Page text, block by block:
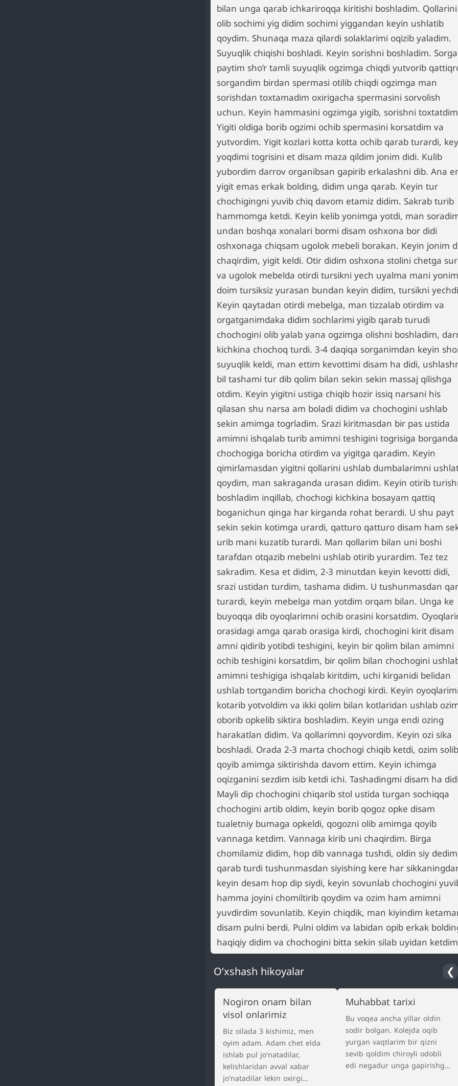
bilan unga qarab ichkariroqqa kiritishi boshladim. Qollarini
olib sochimi yig didim sochimi yiggandan keyin ushlatib
qoydim. Shunaqa maza qilardi solaklarimi oqizib yaladim.
Suyuqlik chiqishi boshladi. Keyin sorishni boshladim.
paytim sho’r tamli suyuqlik ogzimga chiqdi yutvorib
sorgandim birdan spermasi otilib chiqdi ogzimga man
sorishdan toxtamadim oxirigacha spermasini sorvolish
uchun. Keyin hammasini ogzimga yigib, sorishni
Yigiti oldiga borib ogzimi ochib spermasini korsatdim va
yutvordim. Yigit kozlari kotta kotta ochib qarab turardi,
yoqdimi togrisini et disam maza qildim jonim didi. Kulib
yubordim darrov organibsan gapirib erkalashni dib. Ana
yigit emas erkak bolding, didim unga qarab. Keyin tur
chochigingni yuvib chiq davom etamiz didim. Sakrab turib
hammomga ketdi. Keyin kelib yonimga yotdi, man
undan boshqa xonalari bormi disam oshxona bor didi
oshxonaga chiqsam ugolok mebeli borakan. Keyin jonim
chaqirdim, yigit keldi. Otir didim oshxona stolini chetga
va ugolok mebelda otirdi tursikni yech uyalma mani
doim tursiksiz yurasan bundan keyin didim, tursikni
Keyin qaytadan otirdi mebelga, man tizzalab otirdim va
orgatganimdaka didim sochlarimi yigib qarab turudi
chochogini olib yalab yana ogzimga olishni boshladim,
kichkina chochoq turdi. 3-4 daqiqa sorganimdan keyin
suyuqlik keldi, man ettim kevottimi disam ha didi,
bil tashami tur dib qolim bilan sekin sekin massaj qilishga
otdim. Keyin yigitni ustiga chiqib hozir issiq narsani his
qilasan shu narsa am boladi didim va chochogini ushlab
sekin amimga togrladim. Srazi kiritmasdan bir pas ustida
amimni ishqalab turib amimni teshigini togrisiga borganda
chochogiga boricha otirdim va yigitga qaradim. Keyin
qimirlamasdan yigitni qollarini ushlab dumbalarimni
qoydim, man sakraganda urasan didim. Keyin otirib
boshladim inqillab, chochogi kichkina bosayam qattiq
boganichun qinga har kirganda rohat berardi. U shu payt
sekin sekin kotimga urardi, qatturo qatturo disam ham
urib mani kuzatib turardi. Man qollarim bilan uni boshi
tarafdan otqazib mebelni ushlab otirib yurardim. Tez tez
sakradim. Kesa et didim, 2-3 minutdan keyin kevotti didi,
srazi ustidan turdim, tashama didim. U tushunmasdan
turardi, keyin mebelga man yotdim orqam bilan. Unga ke
buyoqqa dib oyoqlarimni ochib orasini korsatdim.
orasidagi amga qarab orasiga kirdi, chochogini kirit disam
amni qidirib yotibdi teshigini, keyin bir qolim bilan amimni
ochib teshigini korsatdim, bir qolim bilan chochogini
amimni teshigiga ishqalab kiritdim, uchi kirganidi belidan
ushlab tortgandim boricha chochogi kirdi. Keyin oyoqlarimi
kotarib yotvoldim va ikki qolim bilan kotlaridan ushlab
oborib opkelib siktira boshladim. Keyin unga endi ozing
harakatlan didim. Va qollarimni qoyvordim. Keyin ozi sika
boshladi. Orada 2-3 marta chochogi chiqib ketdi, ozim solib
qoyib amimga siktirishda davom ettim. Keyin ichimga
oqizganini sezdim isib ketdi ichi. Tashadingmi disam ha
Mayli dip chochogini chiqarib stol ustida turgan sochiqqa
chochogini artib oldim, keyin borib qogoz opke disam
tualetniy bumaga opkeldi, qogozni olib amimga qoyib
vannaga ketdim. Vannaga kirib uni chaqirdim. Birga
chomilamiz didim, hop dib vannaga tushdi, oldin siy dedim
qarab turdi tushunmasdan siyishing kere har
keyin desam hop dip siydi, keyin sovunlab chochogini
hamma joyini chomiltirib qoydim va ozim ham amimni
yuvdirdim sovunlatib. Keyin chiqdik, man kiyindim
disam pulni berdi. Pulni oldim va labidan opib erkak
haqiqiy didim va chochogini bitta sekin silab uyidan
O‘xshash hikoyalar ❮
Nogiron onam bilan
visol onlarimiz
Biz oilada 3 kishimiz, men
oyim adam. Adam chet elda
ishlab pul jo'natadilar,
kelishlaridan avval xabar
jo'natadilar lekin oxirgi
Muhabbat tarixi
Bu voqea ancha yillar oldin
sodir bolgan. Kolejda oqib
yurgan vaqtlarim bir qizni
sevib qoldim chiroyli odobli
edi negadur unga gapirishga